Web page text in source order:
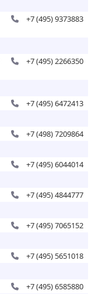
+7 (495) 9373883
+7 (495) 2266350
+7 (495) 6472413
+7 (498) 7209864
+7 (495) 6044014
+7 (495) 4844777
+7 (495) 7065152
+7 (495) 5651018
+7 (495) 6585880